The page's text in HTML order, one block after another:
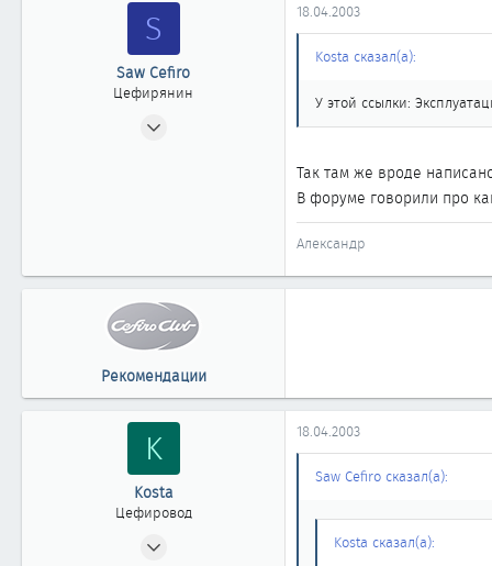
S
Saw Cefiro
Цефирянин
18.04.2003
Kosta сказал(а):
У этой ссылки:
Так там же вроде
В форуме говорили про
Александр
Рекомендации
K
Kosta
Цефировод
18.04.2003
Saw Cefiro сказал(а):
Kosta сказал(а):